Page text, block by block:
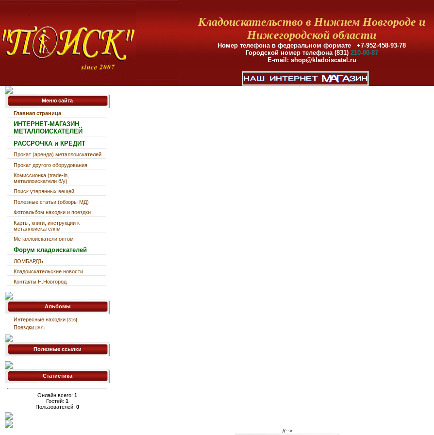
Кладоискательство в Нижнем Новгороде и
Нижегородской области
Номер телефона в федеральном формате +7-952-458-93-78
Городской номер телефона (831) 210-00-87
E-mail: shop@kladoiscatel.ru
Меню сайта
Главная страница
ИНТЕРНЕТ-МАГАЗИН
МЕТАЛЛОИСКАТЕЛЕЙ
РАССРОЧКА и КРЕДИТ
Прокат (аренда) металлоискателей
Прокат другого оборудования
Комиссионка (trade-in,
металлоискатели б/у)
Поиск утерянных вещей
Полезные статьи (обзоры МД)
Фотоальбом находки и поездки
Карты, книги, инструкции к
металлоискателям
Металлоискатели оптом
Форум кладоискателей
ЛОМБАРДЪ
Кладоискательские новости
Контакты Н.Новгород
Альбомы
Интересные находки [316]
Поездки [301]
Полезные ссылки
Статистика
Онлайн всего: 1
Гостей: 1
Пользователей: 0
//-->